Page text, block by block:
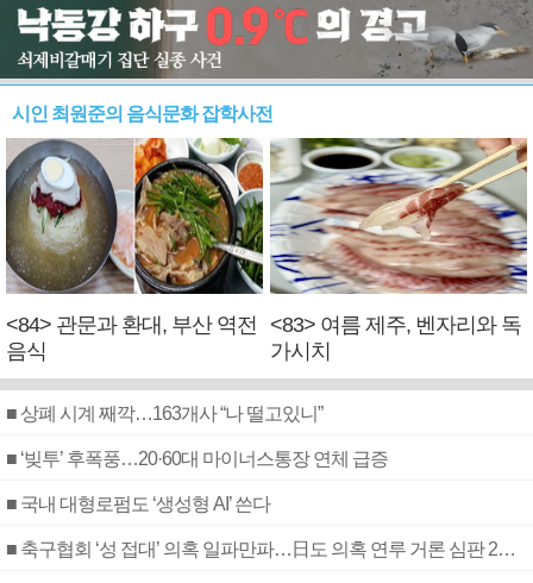
시인 최원준의 음식문화 잡학사전
<84> 관문과 환대, 부산 역전
음식
<83> 여름 제주, 벤자리와 독
가시치
■ 상폐 시계 째깍…163개사 “나 떨고있니”
■ ‘빚투’ 후폭풍…20·60대 마이너스통장 연체 급증
■ 국내 대형로펌도 ‘생성형 AI’ 쓴다
■ 축구협회 ‘성 접대’ 의혹 일파만파…日도 의혹 연루 거론 심판 2명 조사